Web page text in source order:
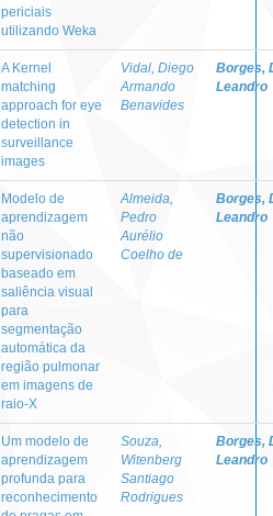
periciais
utilizando Weka
A Kernel
matching
approach for eye
detection in
surveillance
images
Vidal, Diego
Armando
Benavides
Borges,
Leandro
Modelo de
aprendizagem
não
supervisionado
baseado em
saliência visual
para
segmentação
automática da
região pulmonar
em imagens de
raio-X
Almeida,
Pedro
Aurélio
Coelho de
Borges,
Leandro
Um modelo de
aprendizagem
profunda para
reconhecimento
Souza,
Witenberg
Santiago
Rodrigues
Borges,
Leandro